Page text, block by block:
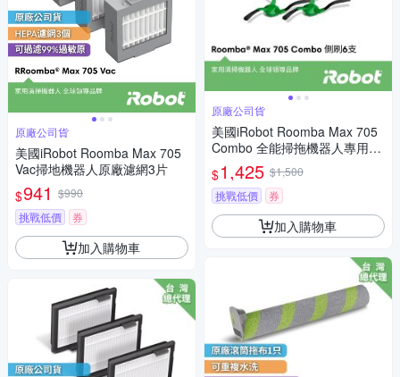
原廠公司貨
美國iRobot Roomba Max 705
Vac掃地機器人原廠濾網3片
$941 $990
挑戰低價
券
加入購物車
原廠公司貨
美國iRobot Roomba Max 705
Combo 全能掃拖機器人專用原
廠雙側刷3組(共6支)
$1,425 $1,500
挑戰低價
券
加入購物車